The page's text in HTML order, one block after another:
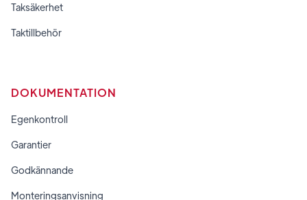
Taksäkerhet
Taktillbehör
DOKUMENTATION
Egenkontroll
Garantier
Godkännande
Monteringsanvisning